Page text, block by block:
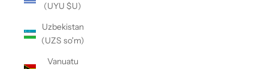
(UYU $U)
Uzbekistan
(UZS so'm)
Vanuatu